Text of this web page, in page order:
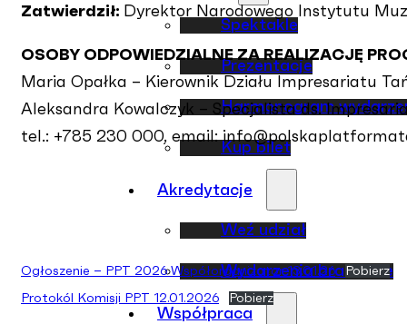
Spektakle
Prezentacje
Harmonogram
Kup bilet
Akredytacje
Weź udział
Wydarzenia branżowe
Współpraca
Zatwierdził: Dyrektor Narodowego Instytutu
OSOBY ODPOWIEDZIALNE ZA REALIZACJĘ
Maria Opałka – Kierownik Działu Impresariatu
Aleksandra Kowalczyk – Specjalista ds.
tel.: +785 230 000, email:
Ogłoszenie – PPT 2026 Współorganizator 13.01.26
Pobierz
Protokól Komisji PPT 12.01.2026
Pobierz